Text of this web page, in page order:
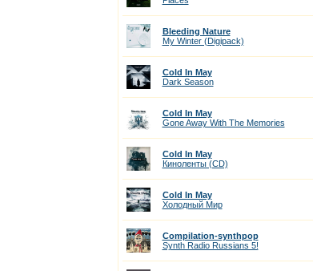
Bleeding Nature
My Winter (Digipack)
Cold In May
Dark Season
Cold In May
Gone Away With The Memories
Cold In May
Киноленты (CD)
Cold In May
Холодный Мир
Compilation-synthpop
Synth Radio Russians 5!